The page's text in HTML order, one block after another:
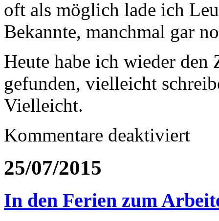
oft als möglich lade ich
Bekannte, manchmal gar
Heute habe ich wieder
gefunden, vielleicht
Vielleicht.
Kommentare deaktiviert
25/07/2015
In den Ferien zum